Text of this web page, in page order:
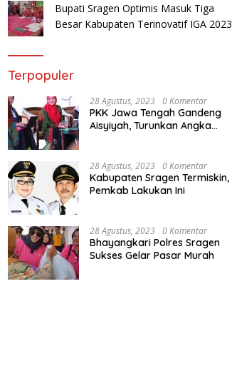
Kabupaten Sragen Ikuti
Bupati Sragen Optimis Masuk Tiga
Besar Kabupaten Terinovatif IGA 2023
Terpopuler
28 Agustus, 2023 0 Komentar
PKK Jawa Tengah Gandeng
Aisyiyah, Turunkan Angka
28 Agustus, 2023 0 Komentar
Kabupaten Sragen Termiskin,
Pemkab Lakukan Ini
28 Agustus, 2023 0 Komentar
Bhayangkari Polres Sragen
Sukses Gelar Pasar Murah